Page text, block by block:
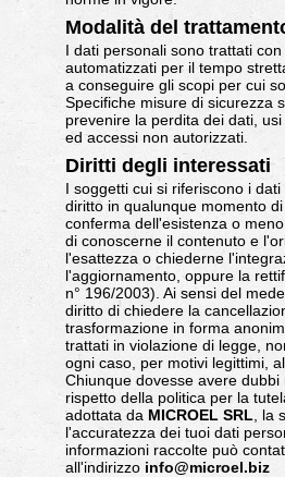
Modalità del
I dati personali sono trattati
automatizzati per il tempo
a conseguire gli scopi per cui
Specifiche misure di sicurezza
prevenire la perdita dei dati,
ed accessi non autorizzati.
Diritti degli interessati
I soggetti cui si riferiscono i
diritto in qualunque momento
conferma dell'esistenza o
di conoscerne il contenuto e
l'esattezza o chiederne
l'aggiornamento, oppure la
n° 196/2003). Ai sensi del
diritto di chiedere la
trasformazione in forma
trattati in violazione di legge,
ogni caso, per motivi legittimi,
Chiunque dovesse avere dubbi
rispetto della politica per la
adottata da MICROEL SRL , la
l'accuratezza dei tuoi dati
informazioni raccolte può
all'indirizzo info@microel.biz